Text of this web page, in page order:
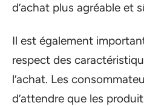
d’achat plus agréable et
Il est également
respect des
l’achat. Les
d’attendre que les